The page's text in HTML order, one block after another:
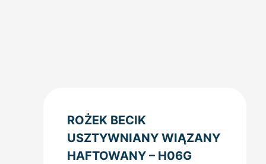
ROŻEK BECIK
USZTYWNIANY WIĄZANY
HAFTOWANY – H06G